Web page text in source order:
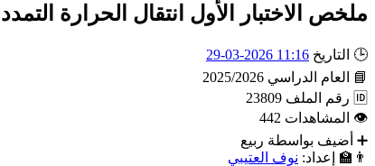
ملخص الاختبار الأول انتقال الحرارة
🕒 التاريخ 11:16 2026-03-29
📘
العام الدراسي 2025/2026
🆔 رقم الملف 23809
👁 المشاهدات 442
➕ أضيف بواسطة ربيع
👨‍🏫
إعداد: نوف العتيبي